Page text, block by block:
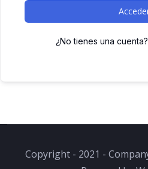
¿No tienes una cuenta?
Copyright - 2021 -